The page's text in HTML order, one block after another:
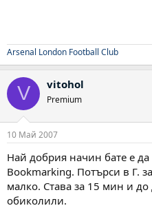
Arsenal London Football Club
V vitohol
Premium
10 Май 2007
Най добрия начин бате е
Bookmarking. Потърси в Г.
малко. Става за 15 мин и до
обиколили.